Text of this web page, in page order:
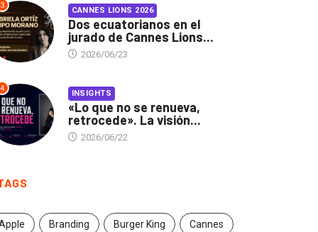
3 CANNES LIONS 2026
Dos ecuatorianos en el
jurado de Cannes Lions...
2026/06/23
4 INSIGHTS
«Lo que no se renueva,
retrocede». La visión...
2026/06/22
Branding Burger King Cannes